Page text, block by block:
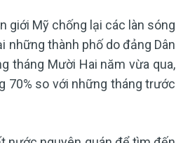
giới Mỹ chống lại các làn sóng
những thành phố do đảng Dân
tháng Mười Hai năm vừa qua,
70% so với những tháng trước